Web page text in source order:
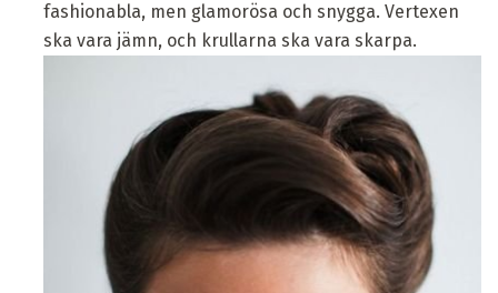
fashionabla, men glamorösa och snygga. Vertexen
ska vara jämn, och krullarna ska vara skarpa.